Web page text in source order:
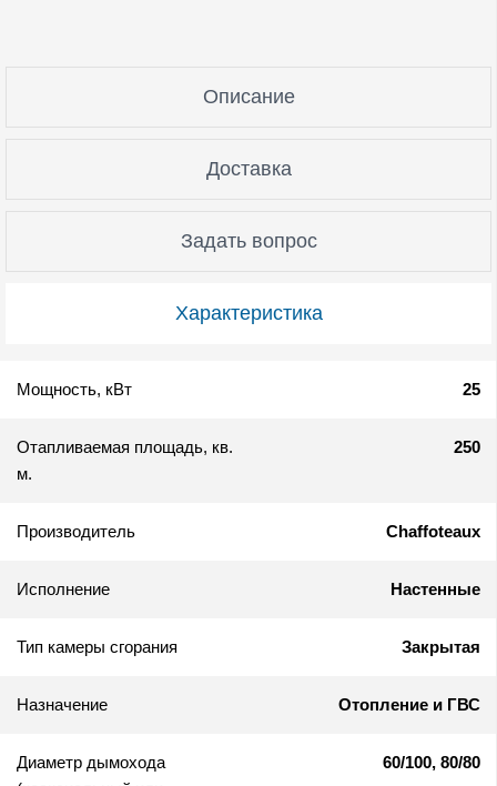
Характеристика
Описание
Доставка
Задать вопрос
Мощность, кВт 25
Отапливаемая площадь, кв.
м.
250
Производитель Chaffoteaux
Исполнение Настенные
Тип камеры сгорания Закрытая
Назначение Отопление и ГВС
Диаметр дымохода
60/100, 80/80